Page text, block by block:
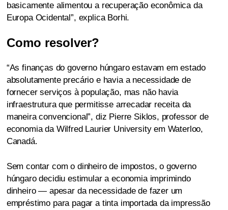
basicamente alimentou a recuperação econômica da
Europa Ocidental”, explica Borhi.
Como resolver?
“As finanças do governo húngaro estavam em estado
absolutamente precário e havia a necessidade de
fornecer serviços à população, mas não havia
infraestrutura que permitisse arrecadar receita da
maneira convencional”, diz Pierre Siklos, professor de
economia da Wilfred Laurier University em Waterloo,
Canadá.
Sem contar com o dinheiro de impostos, o governo
húngaro decidiu estimular a economia imprimindo
dinheiro — apesar da necessidade de fazer um
empréstimo para pagar a tinta importada da impressão